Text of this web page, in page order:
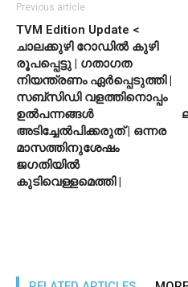
Previous article
TVM Edition Update <
ചാലക്കുഴി റോഡില്‍ കുഴി
രൂപപ്പെട്ടു | ഗതാഗത
നിയന്ത്രണം ഏര്‍പ്പെടുത്തി |
സബ്‌സിഡി വളത്തിനൊപ്പം
ഉല്‍പന്നങ്ങള്‍
അടിച്ചേല്‍പിക്കരുത് | ഒന്നര
മാസത്തിനുശേഷം
ജഗതിയില്‍
കുടിവെള്ളമെത്തി |